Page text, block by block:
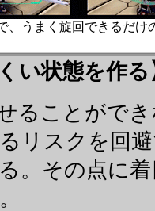
、うまく旋回できるだけ
い状態を作る
ることができ
リスクを回
。その点に